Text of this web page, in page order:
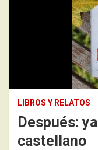
LIBROS Y RELATOS
Después:
castellano